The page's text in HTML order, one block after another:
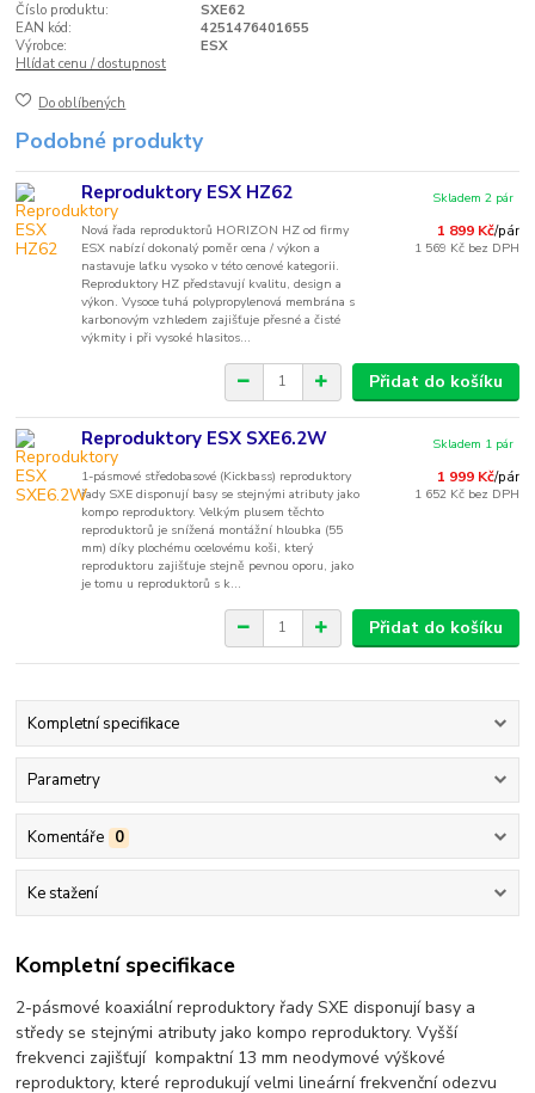
Číslo produktu:
SXE62
EAN kód:
4251476401655
Výrobce:
ESX
Hlídat cenu / dostupnost
Do oblíbených
Podobné produkty
Reproduktory ESX HZ62
Nová řada reproduktorů HORIZON HZ od firmy
ESX nabízí dokonalý poměr cena / výkon a
nastavuje laťku vysoko v této cenové kategorii.
Reproduktory HZ představují kvalitu, design a
výkon. Vysoce tuhá polypropylenová membrána s
karbonovým vzhledem zajišťuje přesné a čisté
výkmity i při vysoké hlasitos...
1 899 Kč/pár
1 569 Kč bez DPH
Skladem 2 pár
Přidat do košíku
Reproduktory ESX SXE6.2W
1-pásmové středobasové (Kickbass) reproduktory
řady SXE disponují basy se stejnými atributy jako
kompo reproduktory. Velkým plusem těchto
reproduktorů je snížená montážní hloubka (55
mm) díky plochému ocelovému koši, který
reproduktoru zajišťuje stejně pevnou oporu, jako
je tomu u reproduktorů s k...
1 999 Kč/pár
1 652 Kč bez DPH
Skladem 1 pár
Přidat do košíku
Kompletní specifikace
Parametry
Komentáře 0
Ke stažení
Kompletní specifikace
2-pásmové koaxiální reproduktory řady SXE disponují basy a
středy se stejnými atributy jako kompo reproduktory. Vyšší
frekvenci zajišťují kompaktní 13 mm neodymové výškové
reproduktory, které reprodukují velmi lineární frekvenční odezvu